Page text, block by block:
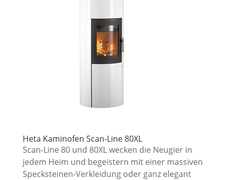
Heta Kaminofen Scan-Line 80XL
Scan-Line 80 und 80XL wecken die Neugier in
jedem Heim und begeistern mit einer massiven
Specksteinen-Verkleidung oder ganz elegant